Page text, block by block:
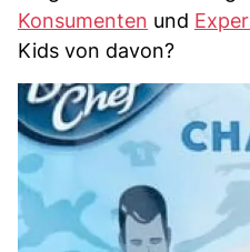
Konsumenten und
Kids von davon?